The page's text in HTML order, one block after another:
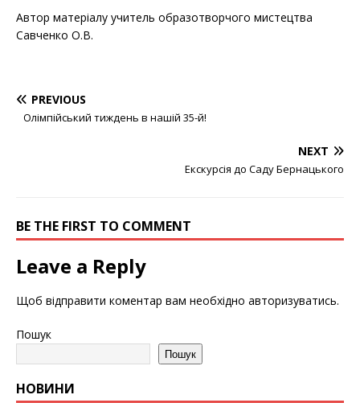
Автор матеріалу учитель образотворчого мистецтва
Савченко О.В.
PREVIOUS
Олімпійський тиждень в нашій 35-й!
NEXT
Екскурсія до Саду Бернацького
BE THE FIRST TO COMMENT
Leave a Reply
Щоб відправити коментар вам необхідно авторизуватись.
Пошук
Пошук
НОВИНИ